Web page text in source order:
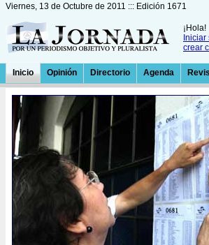
Viernes, 13 de Octubre de 2011 ::: Edición 1671
¡Hola!
Iniciar
crear
Inicio Opinión Directorio Agenda